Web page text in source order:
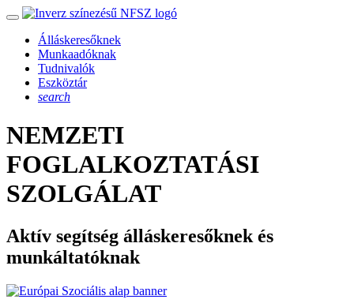
Álláskeresőknek
Munkaadóknak
Tudnivalók
Eszköztár
search
NEMZETI
FOGLALKOZTATÁSI
SZOLGÁLAT
Aktív segítség álláskeresőknek és
munkáltatóknak